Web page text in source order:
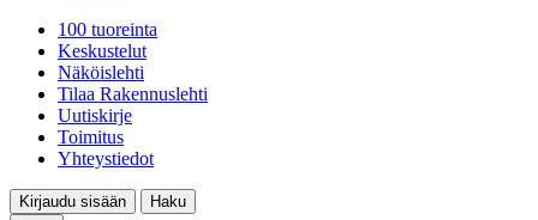
100 tuoreinta
Keskustelut
Näköislehti
Tilaa Rakennuslehti
Uutiskirje
Toimitus
Yhteystiedot
Kirjaudu sisään
Haku